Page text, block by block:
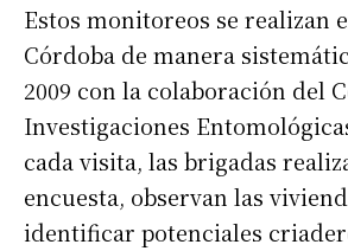
Estos monitoreos se realizan
Córdoba de manera
2009 con la colaboración del
Investigaciones
cada visita, las brigadas
encuesta, observan las
identificar potenciales